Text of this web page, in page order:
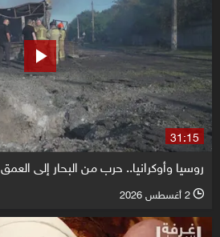
31:15
روسيا وأوكرانيا.. حرب من البحار إلى العمق
l 2 أغسطس 2026